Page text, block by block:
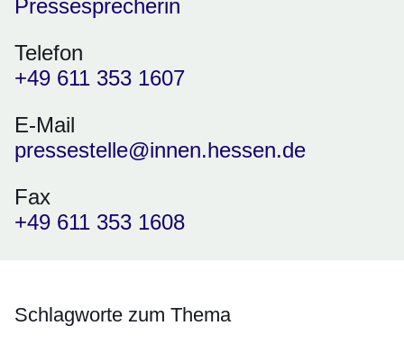
Pressesprecherin
Telefon
+49 611 353 1607
E-Mail
pressestelle@innen.hessen.de
Fax
+49 611 353 1608
Schlagworte zum Thema